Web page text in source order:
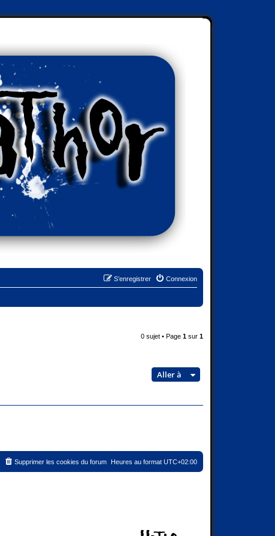
Connexion
S’enregistrer
0 sujet • Page 1 sur 1
Aller à
Heures au format UTC+02:00
Supprimer les cookies du forum